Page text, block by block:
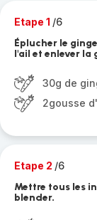
Etape 1 /6
Éplucher le
l'ail et enlever la
30g de
2gousse
Etape 2 /6
Mettre tous les
blender.